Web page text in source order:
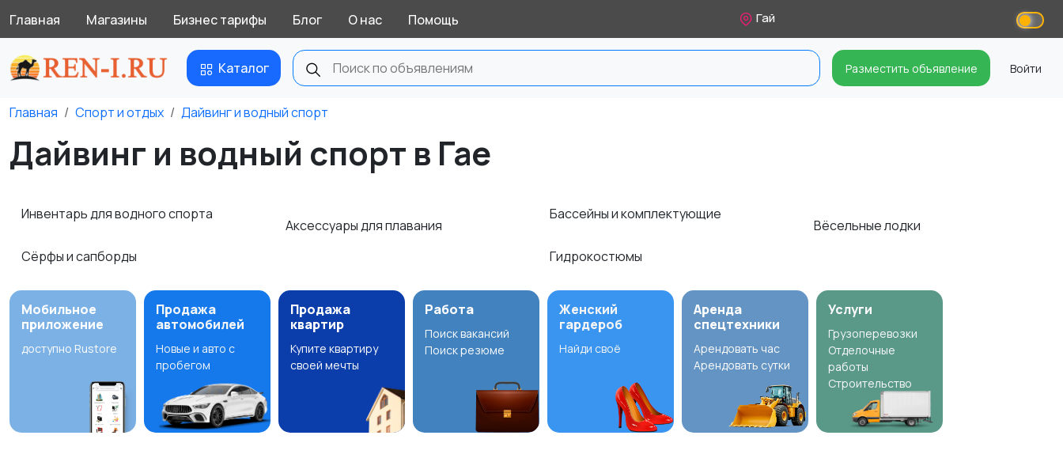
Главная Магазины Бизнес тарифы Блог О нас Помощь Гай
Каталог Разместить объявление Войти
Главная Спорт и отдых Дайвинг и водный спорт
Дайвинг и водный спорт в Гае
Инвентарь для водного спорта
Сёрфы и сапборды
Аксессуары для плавания
Бассейны и комплектующие
Гидрокостюмы
Вёсельные лодки
Мобильное
приложение
доступно Rustore
Продажа
автомобилей
Новые и авто с
пробегом
Продажа
квартир
Купите квартиру
своей мечты
Работа
Поиск вакансий
Поиск резюме
Женский
гардероб
Найди своё
Аренда
спецтехники
Арендовать час
Арендовать сутки
Услуги
Грузоперевозки
Отделочные
работы
Строительство